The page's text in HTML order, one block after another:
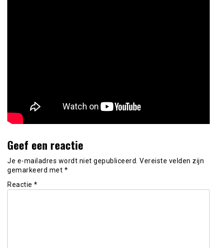
Geef een reactie
Je e-mailadres wordt niet gepubliceerd. Vereiste velden zijn
gemarkeerd met *
Reactie *